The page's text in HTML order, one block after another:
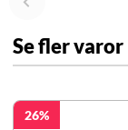
Se fler varor
26